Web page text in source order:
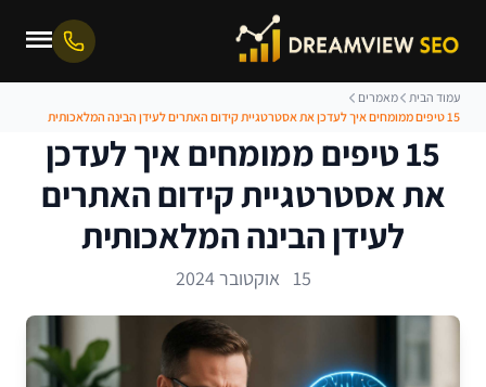
עמוד הבית
מאמרים
15 טיפים ממומחים איך לעדכן את אסטרטגיית קידום האתרים לעידן הבינה המלאכותית
15 טיפים ממומחים איך לעדכן
את אסטרטגיית קידום האתרים
לעידן הבינה המלאכותית
15 אוקטובר 2024